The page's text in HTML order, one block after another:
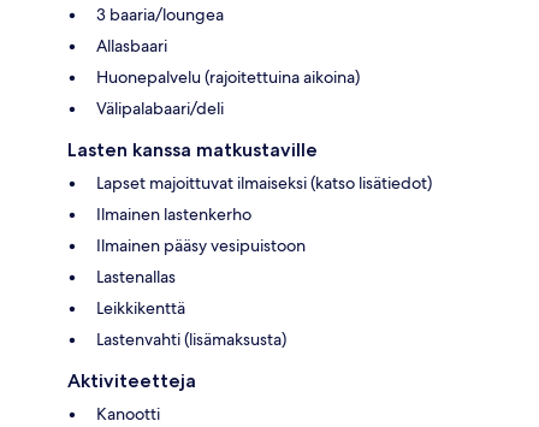
3 baaria/loungea
Allasbaari
Huonepalvelu (rajoitettuina aikoina)
Välipalabaari/deli
Lasten kanssa matkustaville
Lapset majoittuvat ilmaiseksi (katso lisätiedot)
Ilmainen lastenkerho
Ilmainen pääsy vesipuistoon
Lastenallas
Leikkikenttä
Lastenvahti (lisämaksusta)
Aktiviteetteja
Kanootti